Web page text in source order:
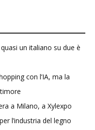
un italiano su due è
con l’IA, ma la
a Milano, a Xylexpo
l’industria del legno